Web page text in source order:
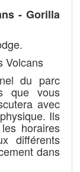
- Gorilla
Volcans
du parc
que vous
avec
Ils
horaires
différents
dans